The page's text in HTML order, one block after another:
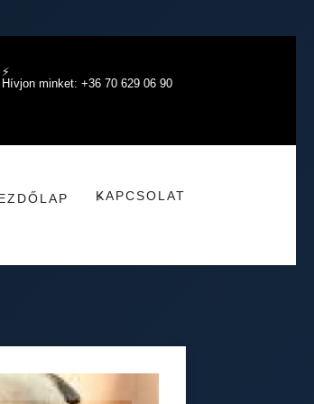
Hívjon minket: +36 70 629 06 90
KAPCSOLAT